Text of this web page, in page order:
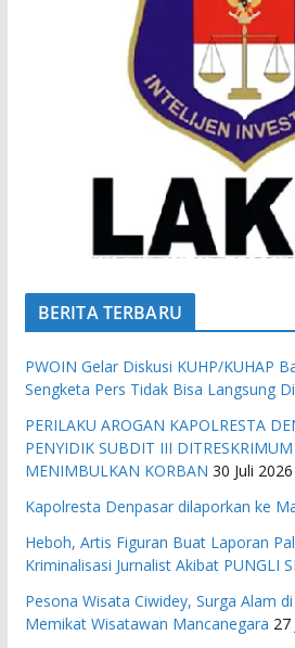
BERITA TERBARU
PWOIN Gelar Diskusi KUHP/KUHAP
Sengketa Pers Tidak Bisa Langsung
PERILAKU AROGAN KAPOLRESTA
PENYIDIK SUBDIT III
MENIMBULKAN KORBAN 30 Juli 2026
Kapolresta Denpasar dilaporkan ke
Heboh, Artis Figuran Buat Laporan
Kriminalisasi Jurnalist Akibat PUNGLI
Pesona Wisata Ciwidey, Surga Alam
Memikat Wisatawan Mancanegara 27